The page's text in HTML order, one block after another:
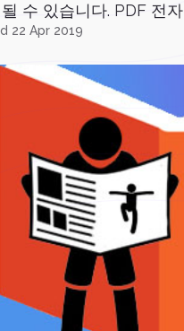
수 있습니다. PDF 전
22 Apr 2019